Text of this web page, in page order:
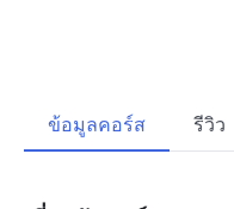
ข้อมูลคอร์ส รีวิว